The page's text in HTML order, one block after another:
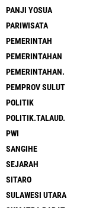
PANJI YOSUA
PARIWISATA
PEMERINTAH
PEMERINTAHAN
PEMERINTAHAN.
PEMPROV SULUT
POLITIK
POLITIK.TALAUD.
PWI
SANGIHE
SEJARAH
SITARO
SULAWESI UTARA